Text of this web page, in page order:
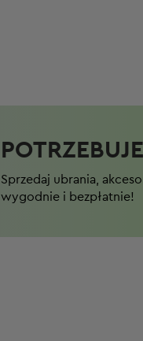
Sprzedaj ubrania,
wygodnie i bezpłatnie!